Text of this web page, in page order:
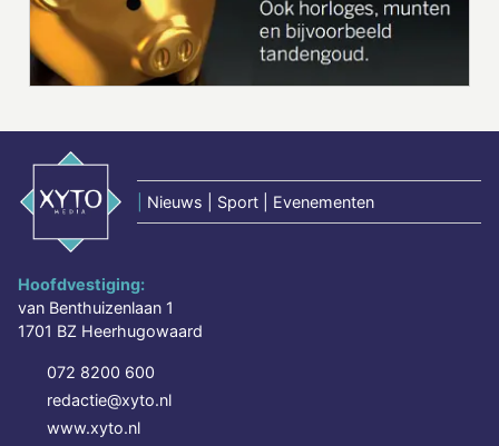
Nieuws | Sport | Evenementen
Hoofdvestiging:
van Benthuizenlaan 1
1701 BZ Heerhugowaard
072 8200 600
redactie@xyto.nl
www.xyto.nl